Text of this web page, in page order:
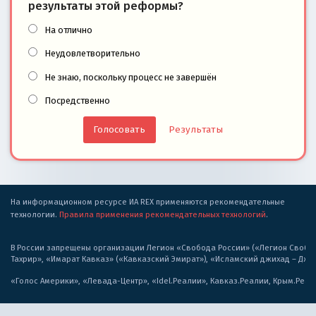
результаты этой реформы?
На отлично
Неудовлетворительно
Не знаю, поскольку процесс не завершён
Посредственно
Результаты
На информационном ресурсе ИА REX применяются рекомендательные
технологии. Правила применения рекомендательных технологий.
В России запрещены организации Легион «Свобода России» («Легион
Тахрир», «Имарат Кавказ» («Кавказский Эмират»), «Исламский джихад –
«Голос Америки», «Левада-Центр», «Idel.Реалии», Кавказ.Реалии,